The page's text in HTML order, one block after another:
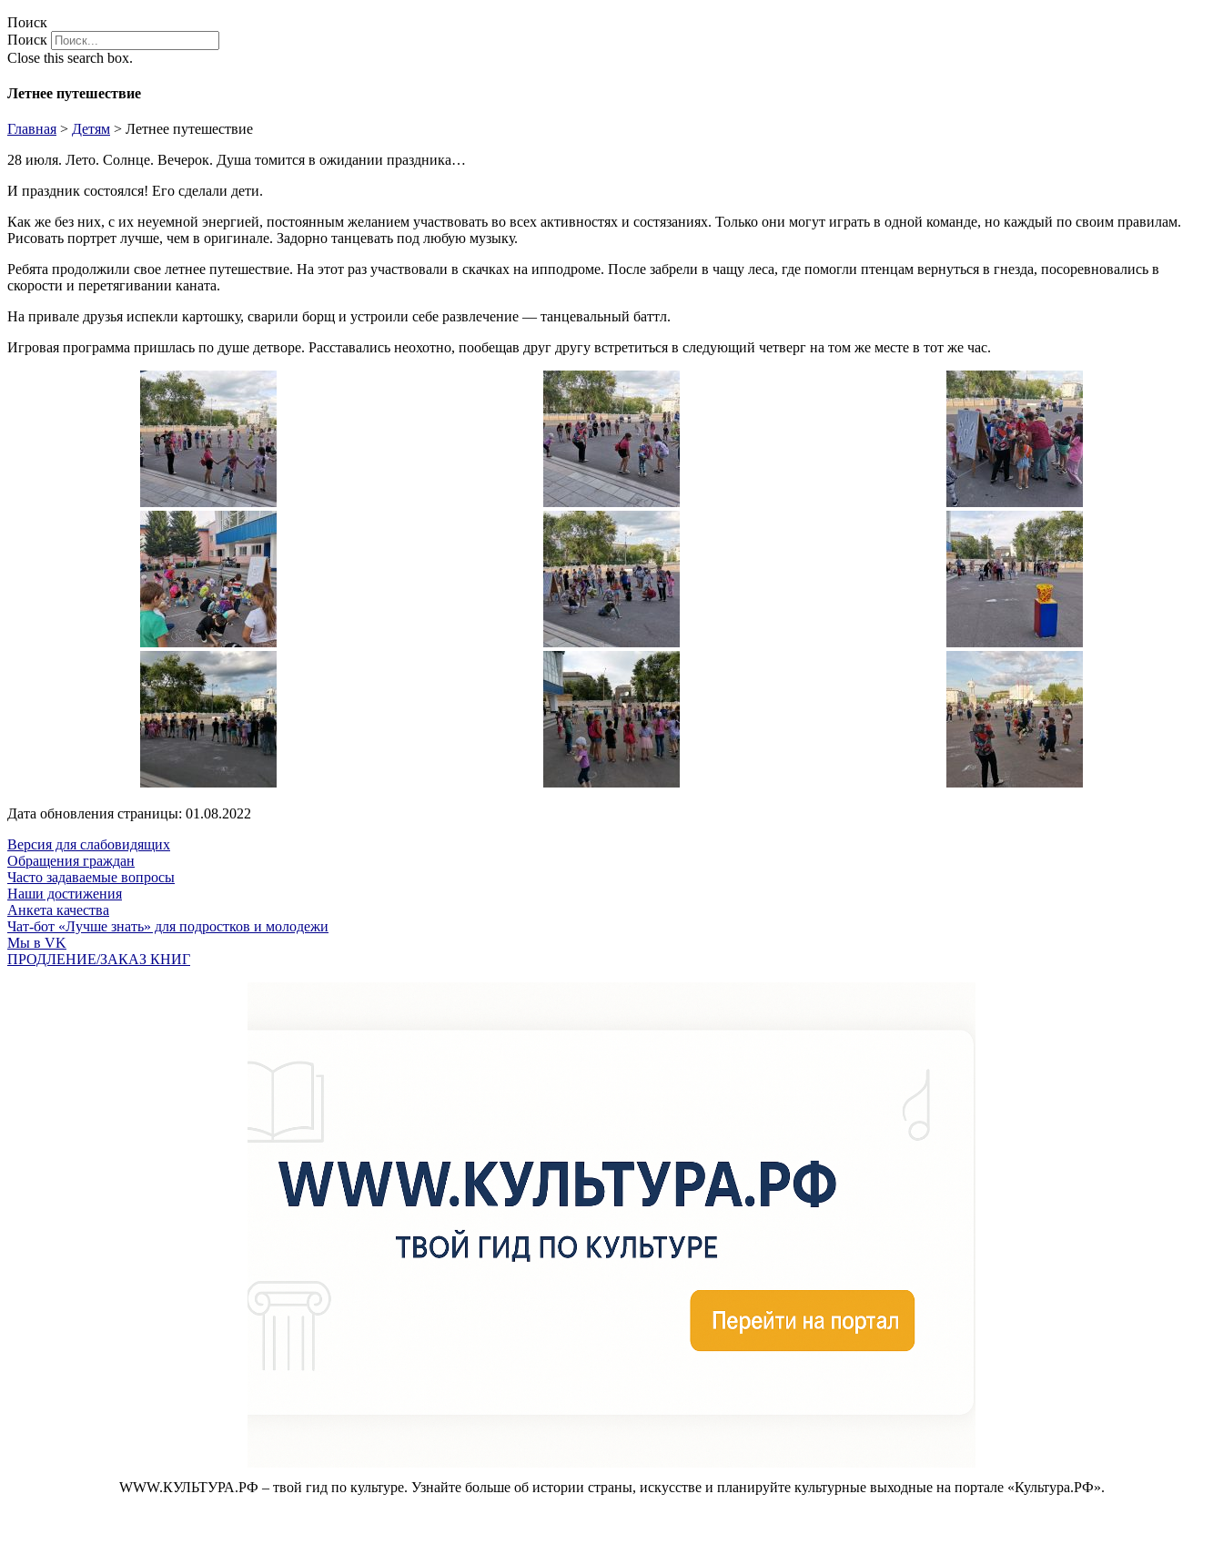
Поиск
Поиск
Close this search box.
Летнее путешествие
Главная > Детям > Летнее путешествие
28 июля. Лето. Солнце. Вечерок. Душа томится в ожидании праздника…
И праздник состоялся! Его сделали дети.
Как же без них, с их неуемной энергией, постоянным желанием участвовать во всех активностях и состязаниях. Только они могут играть в одной команде, но каждый по своим правилам.
Рисовать портрет лучше, чем в оригинале. Задорно танцевать под любую музыку.
Ребята продолжили свое летнее путешествие. На этот раз участвовали в скачках на ипподроме. После забрели в чащу леса, где помогли птенцам вернуться в гнезда, посоревновались в
скорости и перетягивании каната.
На привале друзья испекли картошку, сварили борщ и устроили себе развлечение — танцевальный баттл.
Игровая программа пришлась по душе детворе. Расставались неохотно, пообещав друг другу встретиться в следующий четверг на том же месте в тот же час.
Дата обновления страницы: 01.08.2022
Версия для слабовидящих
Обращения граждан
Часто задаваемые вопросы
Наши достижения
Анкета качества
Чат-бот «Лучше знать» для подростков и молодежи
Мы в VK
ПРОДЛЕНИЕ/ЗАКАЗ КНИГ
WWW.КУЛЬТУРА.РФ – твой гид по культуре. Узнайте больше об истории страны, искусстве и планируйте культурные выходные на портале «Культура.РФ».